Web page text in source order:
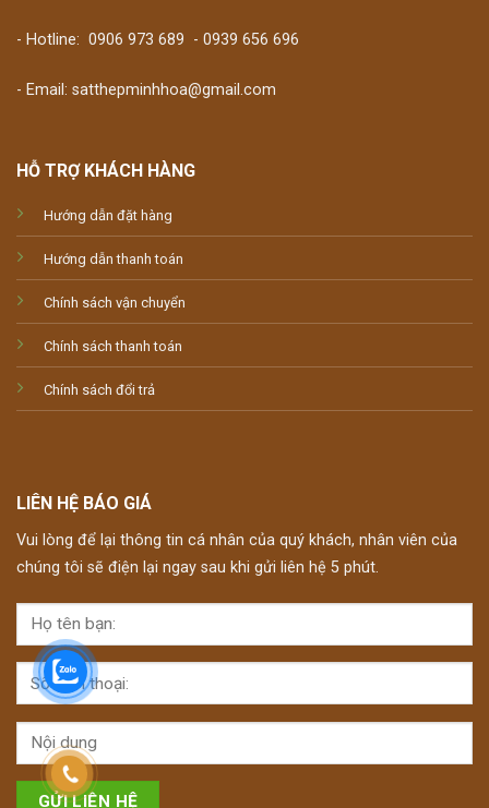
- Hotline: 0906 973 689 - 0939 656 696
- Email: satthepminhhoa@gmail.com
HỖ TRỢ KHÁCH HÀNG
Hướng dẫn đặt hàng
Hướng dẫn thanh toán
Chính sách vận chuyển
Chính sách thanh toán
Chính sách đổi trả
LIÊN HỆ BÁO GIÁ
Vui lòng để lại thông tin cá nhân của quý khách, nhân viên của
chúng tôi sẽ điện lại ngay sau khi gửi liên hệ 5 phút.